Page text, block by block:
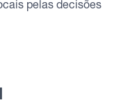
pelas decisões